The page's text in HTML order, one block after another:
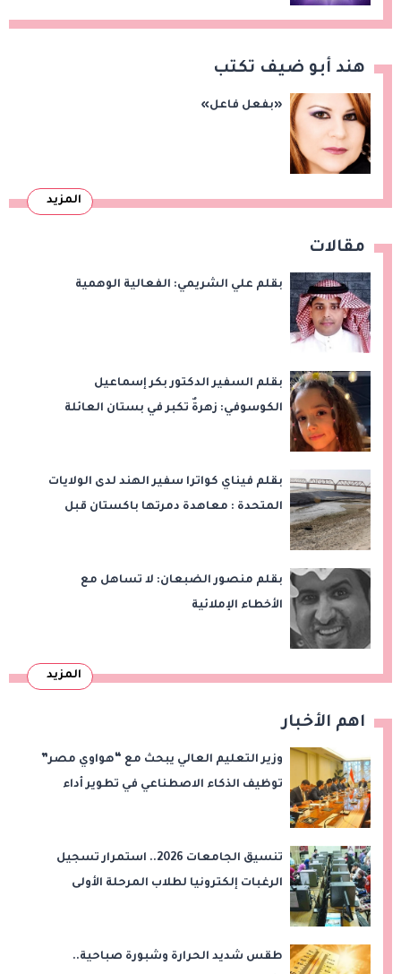
هند أبو ضيف تكتب
«بفعل فاعل»
المزيد
مقالات
بقلم علي الشريمي: الفعالية الوهمية
بقلم السفير الدكتور بكر إسماعيل
الكوسوفي: زهرةٌ تكبر في بستان العائلة
بقلم فيناي كواترا سفير الهند لدى الولايات
المتحدة : معاهدة دمرتها باكستان قبل
بقلم منصور الضبعان: لا تساهل مع
الأخطاء الإملائية
المزيد
اهم الأخبار
وزير التعليم العالي يبحث مع “هواوي مصر”
توظيف الذكاء الاصطناعي في تطوير أداء
تنسيق الجامعات 2026.. استمرار تسجيل
الرغبات إلكترونيا لطلاب المرحلة الأولى
طقس شديد الحرارة وشبورة صباحية..